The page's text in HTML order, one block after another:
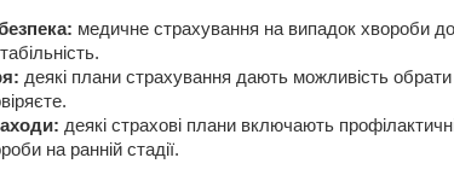
медичне страхування на випадок хвороби
деякі плани страхування дають можливість
деякі страхові плани включають
на ранній стадії.